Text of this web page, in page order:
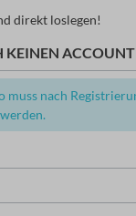
direkt loslegen!
KEINEN ACCOUNT
muss nach